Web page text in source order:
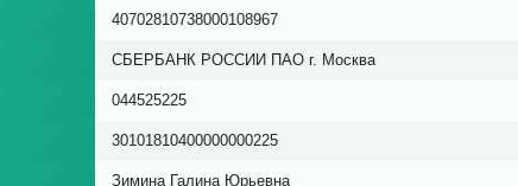
40702810738000108967
СБЕРБАНК РОССИИ ПАО г. Москва
044525225
30101810400000000225
Зимина Галина Юрьевна